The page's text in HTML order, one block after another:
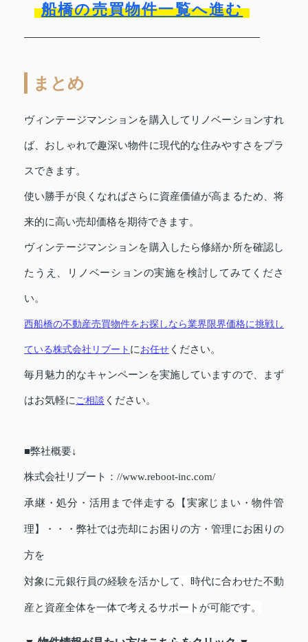
船橋の売買物件一覧へ進む
まとめ
ヴィンテージマンションを購入してリノベーションすれ
ば、おしゃれで趣深い物件に現代的な住みやすさをプラ
スできます。
使い勝手が良くなればさらに資産価値が高まるため、将
来的に高い売却価格を期待できます。
ヴィンテージマンションを購入したら修繕か所を確認し
たうえ、リノベーションの実施を検討してみてくださ
い。
西船橋の不動産売買物件をお探しなら業界限界価格に挑戦し
ている株式会社リブート にお任せ ください。
毎月魅力的なキャンペーンを実施していますので、まず
はお気軽にご相談 ください。
■弊社概要↓
株式会社リブート：//www.reboot-inc.com/
承継・処分・活用まで伴走する【実家じまい・物件管
理】・・・弊社では売却にお困りの方・管理にお困りの
方を
対象に元銀行員の経験を活かして、時代に合わせた不動
産と資産全体を一体で考えるサポートが可能です。